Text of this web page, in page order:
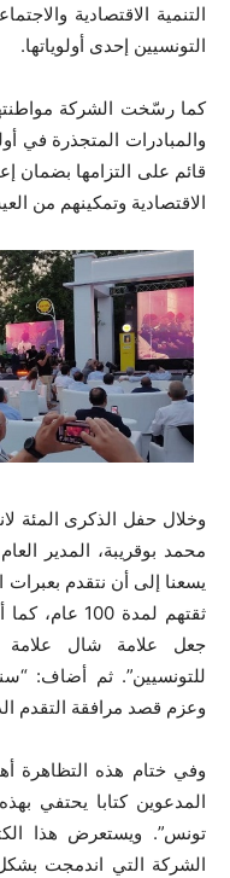
التنمية الاقتصادية
التونسيين إحدى أولوياتها.
كما رسّخت الشركة
والمبادرات المتجذرة في
قائم على التزامها بضمان
الاقتصادية وتمكينهم من
وخلال حفل الذكرى المئة
محمد بوقريبة، المدير
يسعنا إلى أن نتقدم بعبرات
ثقتهم لمدة
جعل علامة شال علامة
للتونسيين”. ثم أضاف:
وعزم قصد مرافقة التقدم
وفي ختام هذه التظاهرة
تونس”. ويستعرض هذا
الشركة التي اندمجت